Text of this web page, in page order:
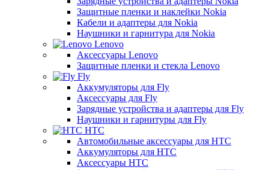
Защитные пленки и наклейки Nokia
Кабели и адаптеры для Nokia
Наушники и гарнитура для Nokia
Lenovo
Аксессуары Lenovo
Защитные пленки и стекла Lenovo
Fly
Аккумуляторы для Fly
Аксессуары для Fly
Зарядные устройства и адаптеры для Fly
Наушники и гарнитуры для Fly
HTC
Автомобильные аксессуары для HTC
Аккумуляторы для HTC
Аксессуары HTC